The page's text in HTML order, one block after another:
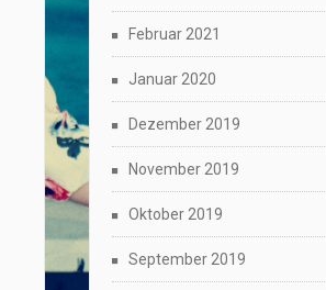
Februar 2021
Januar 2020
Dezember 2019
November 2019
Oktober 2019
September 2019